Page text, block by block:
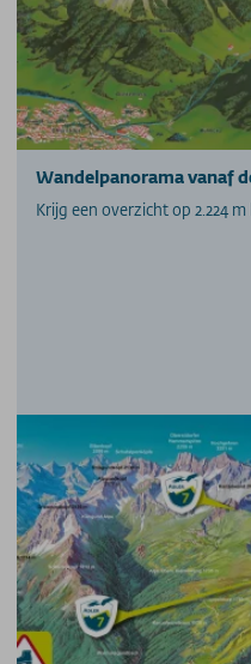
Wandelpanorama vanaf
Krijg een overzicht op 2.224